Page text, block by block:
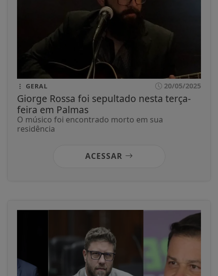
GERAL 20/05/2025
Giorge Rossa foi sepultado nesta terça-
feira em Palmas
O músico foi encontrado morto em sua
residência
ACESSAR